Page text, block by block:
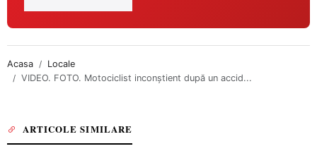
Acasa
Locale
VIDEO. FOTO. Motociclist inconștient după un accid...
ARTICOLE SIMILARE